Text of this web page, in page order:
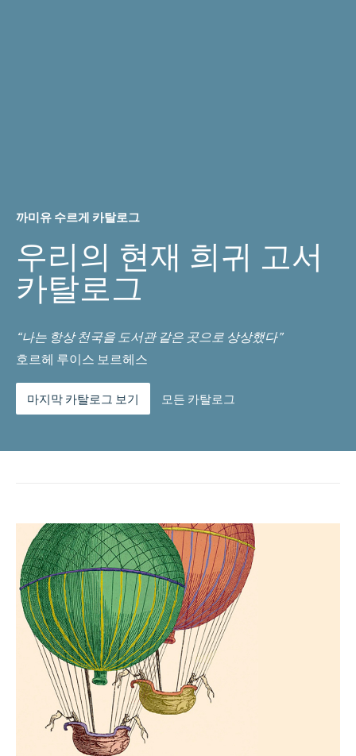
까미유 수르게 카탈로그
우리의 현재 희귀 고서
카탈로그
“나는 항상 천국을 도서관 같은 곳으로 상상했다”
호르헤 루이스 보르헤스
마지막 카탈로그 보기 모든 카탈로그